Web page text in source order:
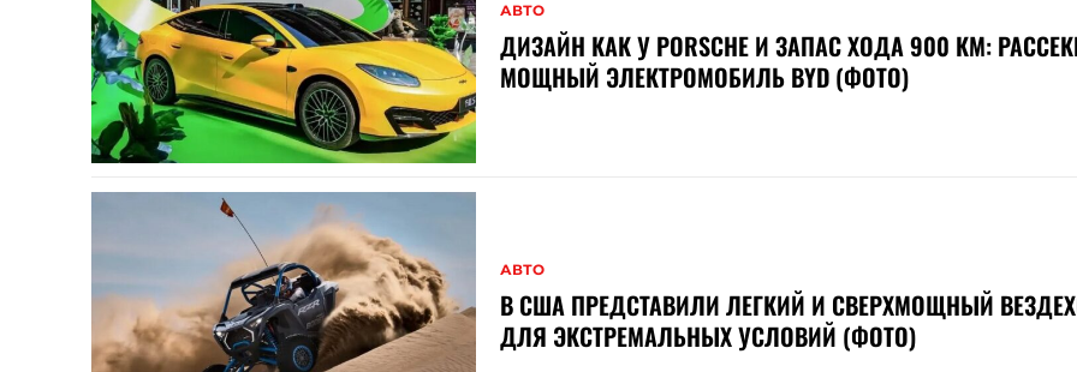
АВТО
ДИЗАЙН КАК У PORSCHE И ЗАПАС ХОДА 900 КМ:
МОЩНЫЙ ЭЛЕКТРОМОБИЛЬ BYD (ФОТО)
АВТО
В США ПРЕДСТАВИЛИ ЛЕГКИЙ И СВЕРХМОЩНЫЙ
ДЛЯ ЭКСТРЕМАЛЬНЫХ УСЛОВИЙ (ФОТО)